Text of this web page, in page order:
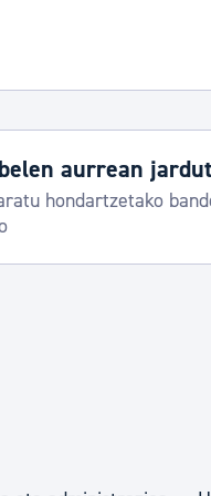
aurrean
hondartzetako